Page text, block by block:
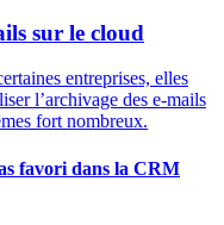
sur le cloud
entreprises, elles
l’archivage des e-mails
fort nombreux.
favori dans la CRM